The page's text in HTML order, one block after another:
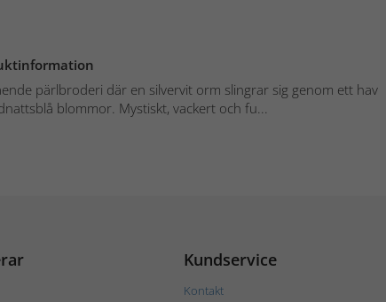
pärlbroderi där en silvervit orm slingrar sig genom ett hav
blommor. Mystiskt, vackert och fu...
Kundservice
Kontakt